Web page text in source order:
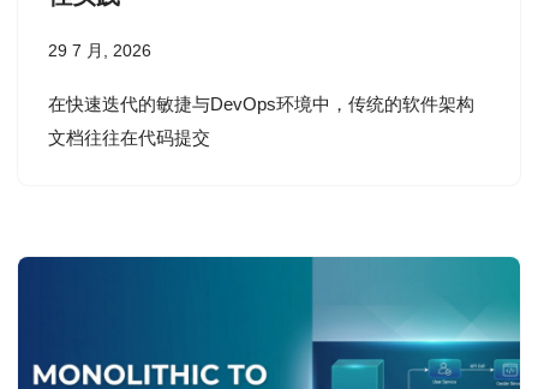
29 7 月, 2026
在快速迭代的敏捷与DevOps环境中，传统的软件架构
文档往往在代码提交